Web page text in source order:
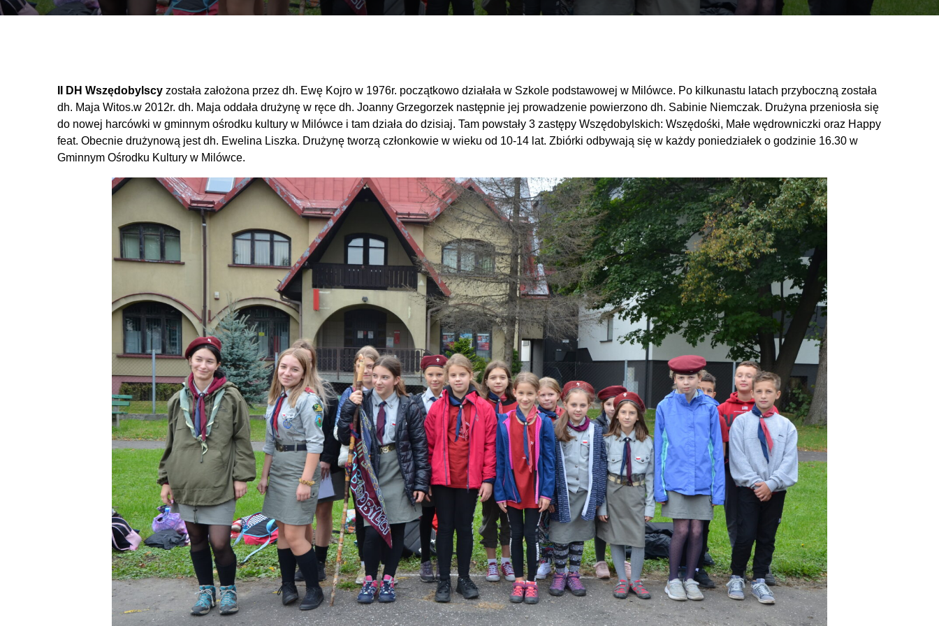
II DH Wszędobylscy została założona przez dh. Ewę Kojro w 1976r. początkowo działała w Szkole podstawowej w Milówce. Po kilkunastu latach przyboczną została
dh. Maja Witos.w 2012r. dh. Maja oddała drużynę w ręce dh. Joanny Grzegorzek następnie jej prowadzenie powierzono dh. Sabinie Niemczak. Drużyna przeniosła się
do nowej harcówki w gminnym ośrodku kultury w Milówce i tam działa do dzisiaj. Tam powstały 3 zastępy Wszędobylskich: Wszędośki, Małe wędrowniczki oraz Happy
feat. Obecnie drużynową jest dh. Ewelina Liszka. Drużynę tworzą członkowie w wieku od 10-14 lat. Zbiórki odbywają się w każdy poniedziałek o godzinie 16.30 w
Gminnym Ośrodku Kultury w Milówce.